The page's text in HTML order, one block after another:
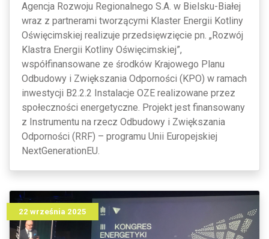
Agencja Rozwoju Regionalnego S.A. w Bielsku-Białej
wraz z partnerami tworzącymi Klaster Energii Kotliny
Oświęcimskiej realizuje przedsięwzięcie pn. „Rozwój
Klastra Energii Kotliny Oświęcimskiej”,
współfinansowane ze środków Krajowego Planu
Odbudowy i Zwiększania Odporności (KPO) w ramach
inwestycji B2.2.2 Instalacje OZE realizowane przez
społeczności energetyczne. Projekt jest finansowany
z Instrumentu na rzecz Odbudowy i Zwiększania
Odporności (RRF) – programu Unii Europejskiej
NextGenerationEU.
22 września 2025